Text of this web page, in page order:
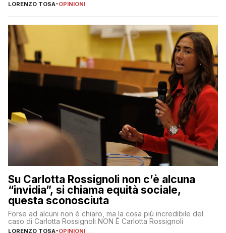
LORENZO TOSA-OPINIONI
Su Carlotta Rossignoli non c’è alcuna
“invidia”, si chiama equità sociale,
questa sconosciuta
Forse ad alcuni non è chiaro, ma la cosa più incredibile del
caso di Carlotta Rossignoli NON È Carlotta Rossignoli
LORENZO TOSA-OPINIONI